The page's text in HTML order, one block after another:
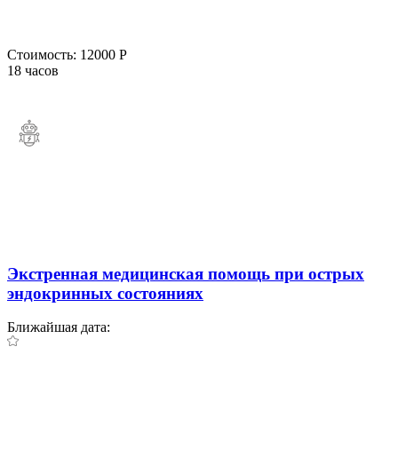
Стоимость: 12000 Р
18 часов
Экстренная медицинская помощь при острых
эндокринных состояниях
Ближайшая дата: